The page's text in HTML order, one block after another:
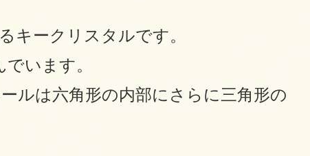
キークリスタルです。
います。
ルは六角形の内部にさらに三角形の